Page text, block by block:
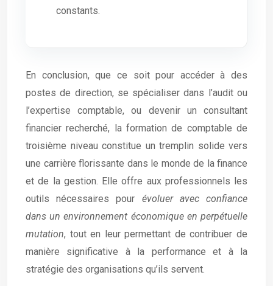
constants.
En conclusion, que ce soit pour accéder à des
postes de direction, se spécialiser dans l’audit ou
l’expertise comptable, ou devenir un consultant
financier recherché, la formation de comptable de
troisième niveau constitue un tremplin solide vers
une carrière florissante dans le monde de la finance
et de la gestion. Elle offre aux professionnels les
outils nécessaires pour évoluer avec confiance
dans un environnement économique en perpétuelle
mutation, tout en leur permettant de contribuer de
manière significative à la performance et à la
stratégie des organisations qu’ils servent.